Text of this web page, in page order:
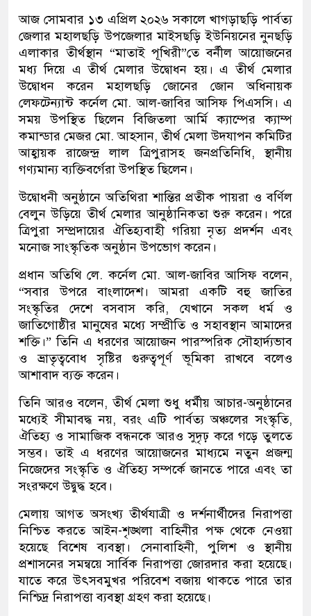
আজ সোমবার ১৩ এপ্রিল ২০২৬ সকালে খাগড়াছড়ি পার্বত্য
জেলার মহালছড়ি উপজেলার মাইসছড়ি ইউনিয়নের নুনছড়ি
এলাকার তীর্থস্থান “মাতাই পূখিরী”তে বর্নীল আয়োজনের
মধ্য দিয়ে এ তীর্থ মেলার উদ্বোধন হয়। এ তীর্থ মেলার
উদ্বোধন করেন মহালছড়ি জোনের জোন অধিনায়ক
লেফটেন্যান্ট কর্নেল মো. আল-জাবির আসিফ পিএসসি। এ
সময় উপস্থিত ছিলেন বিজিতলা আর্মি ক্যাম্পের ক্যাম্প
কমান্ডার মেজর মো. আহসান, তীর্থ মেলা উদযাপন কমিটির
আহ্বায়ক রাজেন্দ্র লাল ত্রিপুরাসহ জনপ্রতিনিধি, স্থানীয়
গণ্যমান্য ব্যক্তিবর্গেরা উপস্থিত ছিলেন।
উদ্বোধনী অনুষ্ঠানে অতিথিরা শান্তির প্রতীক পায়রা ও বর্ণিল
বেলুন উড়িয়ে তীর্থ মেলার আনুষ্ঠানিকতা শুরু করেন। পরে
ত্রিপুরা সম্প্রদায়ের ঐতিহ্যবাহী গরিয়া নৃত্য প্রদর্শন এবং
মনোজ সাংস্কৃতিক অনুষ্ঠান উপভোগ করেন।
প্রধান অতিথি লে. কর্নেল মো. আল-জাবির আসিফ বলেন,
“সবার উপরে বাংলাদেশ। আমরা একটি বহু জাতির
সংস্কৃতির দেশে বসবাস করি, যেখানে সকল ধর্ম ও
জাতিগোষ্ঠীর মানুষের মধ্যে সম্প্রীতি ও সহাবস্থান আমাদের
শক্তি।” তিনি এ ধরণের আয়োজন পারস্পরিক সৌহার্দ্যভাব
ও ভ্রাতৃত্ববোধ সৃষ্টির গুরুত্বপূর্ণ ভূমিকা রাখবে বলেও
আশাবাদ ব্যক্ত করেন।
তিনি আরও বলেন, তীর্থ মেলা শুধু ধর্মীয় আচার-অনুষ্ঠানের
মধ্যেই সীমাবদ্ধ নয়, বরং এটি পার্বত্য অঞ্চলের সংস্কৃতি,
ঐতিহ্য ও সামাজিক বন্ধনকে আরও সুদৃঢ় করে গড়ে তুলতে
সম্ভব। তাই এ ধরণের আয়োজনের মাধ্যমে নতুন প্রজন্ম
নিজেদের সংস্কৃতি ও ঐতিহ্য সম্পর্কে জানতে পারে এবং তা
সংরক্ষণে উদ্বুদ্ধ হবে।
মেলায় আগত অসংখ্য তীর্থযাত্রী ও দর্শনার্থীদের নিরাপত্তা
নিশ্চিত করতে আইন-শৃঙ্খলা বাহিনীর পক্ষ থেকে নেওয়া
হয়েছে বিশেষ ব্যবস্থা। সেনাবাহিনী, পুলিশ ও স্থানীয়
প্রশাসনের সমন্বয়ে সার্বিক নিরাপত্তা জোরদার করা হয়েছে।
যাতে করে উৎসবমুখর পরিবেশ বজায় থাকতে পারে তার
নিশ্চিদ্র নিরাপত্তা ব্যবস্থা গ্রহণ করা হয়েছে।